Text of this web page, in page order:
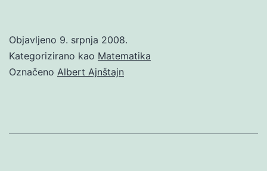
Objavljeno 9. srpnja 2008.
Kategorizirano kao Matematika
Označeno Albert Ajnštajn